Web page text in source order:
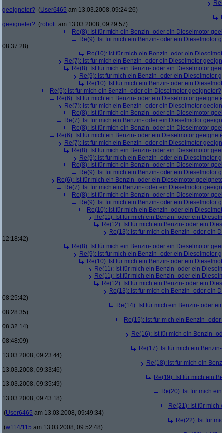
geeigneter? (User6465 am 13.03.2008, 09:24:26)
geeigneter? (robotti am 13.03.2008, 09:29:57)
Re(8): Ist für mich ein Benzin- oder ein Dieselmotor
Re(9): Ist für mich ein Benzin- oder ein Dieselmotor
08:37:28)
Re(10): Ist für mich ein Benzin- oder ein
Re(7): Ist für mich ein Benzin- oder ein Dieselmotor
Re(8): Ist für mich ein Benzin- oder ein Dieselmotor
Re(9): Ist für mich ein Benzin- oder ein Dieselmotor
Re(10): Ist für mich ein Benzin- oder ein
Re(5): Ist für mich ein Benzin- oder ein Dieselmotor geeigneter?
Re(6): Ist für mich ein Benzin- oder ein Dieselmotor
Re(7): Ist für mich ein Benzin- oder ein Dieselmotor
Re(8): Ist für mich ein Benzin- oder ein Dieselmotor
Re(7): Ist für mich ein Benzin- oder ein Dieselmotor
Re(8): Ist für mich ein Benzin- oder ein Dieselmotor
Re(6): Ist für mich ein Benzin- oder ein Dieselmotor
Re(7): Ist für mich ein Benzin- oder ein Dieselmotor
Re(8): Ist für mich ein Benzin- oder ein Dieselmotor
Re(9): Ist für mich ein Benzin- oder ein Dieselmotor
Re(8): Ist für mich ein Benzin- oder ein Dieselmotor
Re(9): Ist für mich ein Benzin- oder ein Dieselmotor
Re(6): Ist für mich ein Benzin- oder ein Dieselmotor
Re(7): Ist für mich ein Benzin- oder ein Dieselmotor
Re(8): Ist für mich ein Benzin- oder ein Dieselmotor
Re(9): Ist für mich ein Benzin- oder ein Dieselmotor
Re(10): Ist für mich ein Benzin- oder ein
Re(11): Ist für mich ein Benzin- oder ein
Re(12): Ist für mich ein Benzin- oder ein
Re(13): Ist für mich ein Benzin- oder ein
12:18:42)
Re(8): Ist für mich ein Benzin- oder ein Dieselmotor
Re(9): Ist für mich ein Benzin- oder ein Dieselmotor
Re(10): Ist für mich ein Benzin- oder ein
Re(11): Ist für mich ein Benzin- oder ein
Re(11): Ist für mich ein Benzin- oder ein
Re(12): Ist für mich ein Benzin- oder ein
Re(13): Ist für mich ein Benzin- oder ein
08:25:42)
Re(14): Ist für mich ein Benzin- oder
08:28:35)
Re(15): Ist für mich ein Benzin-
08:32:14)
Re(16): Ist für mich ein Benzin-
08:48:09)
Re(17): Ist für mich ein
13.03.2008, 09:23:44)
Re(18): Ist für mich ein
13.03.2008, 09:33:46)
Re(19): Ist für mich ein
13.03.2008, 09:35:49)
Re(20): Ist für mich
13.03.2008, 09:43:18)
Re(21): Ist für
(User6465 am 13.03.2008, 09:49:34)
Re(22): Ist für
(w114/115 am 13.03.2008, 09:52:48)